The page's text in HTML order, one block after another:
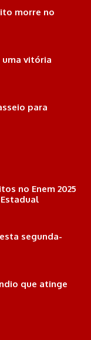
morre no
uma vitória
para
no Enem 2025
segunda-
que atinge